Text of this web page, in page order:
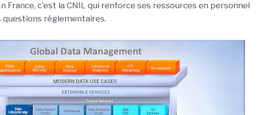
France, c'est la CNIL qui renforce ses ressources en personnel
réglementaires.